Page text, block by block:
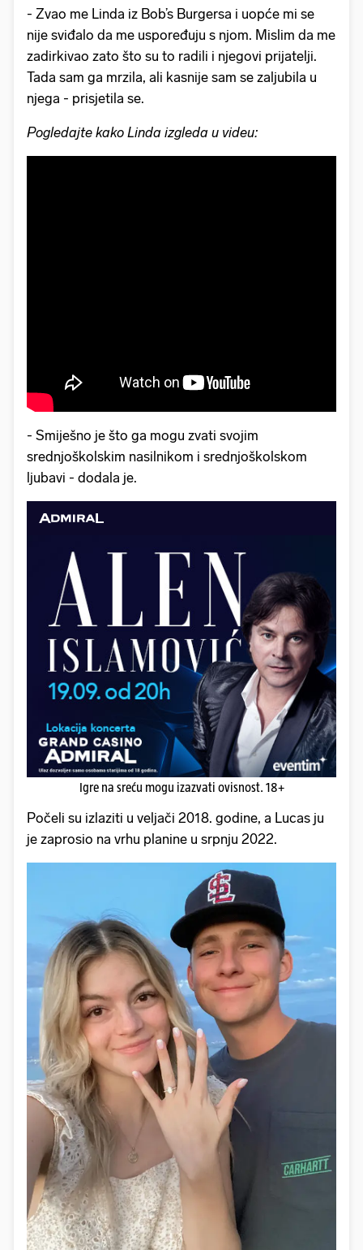
- Zvao me Linda iz Bob’s Burgersa i uopće mi se
nije sviđalo da me uspoređuju s njom. Mislim da me
zadirkivao zato što su to radili i njegovi prijatelji.
Tada sam ga mrzila, ali kasnije sam se zaljubila u
njega - prisjetila se.
Pogledajte kako Linda izgleda u videu:
- Smiješno je što ga mogu zvati svojim
srednjoškolskim nasilnikom i srednjoškolskom
ljubavi - dodala je.
Igre na sreću mogu izazvati ovisnost. 18+
Počeli su izlaziti u veljači 2018. godine, a Lucas ju
je zaprosio na vrhu planine u srpnju 2022.